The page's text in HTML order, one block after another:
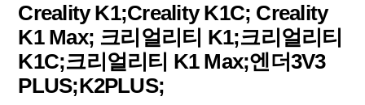
Creality K1;Creality K1C; Creality
K1 Max; 크리얼리티 K1;크리얼리티
K1C;크리얼리티 K1 Max;엔더3V3
PLUS;K2PLUS;